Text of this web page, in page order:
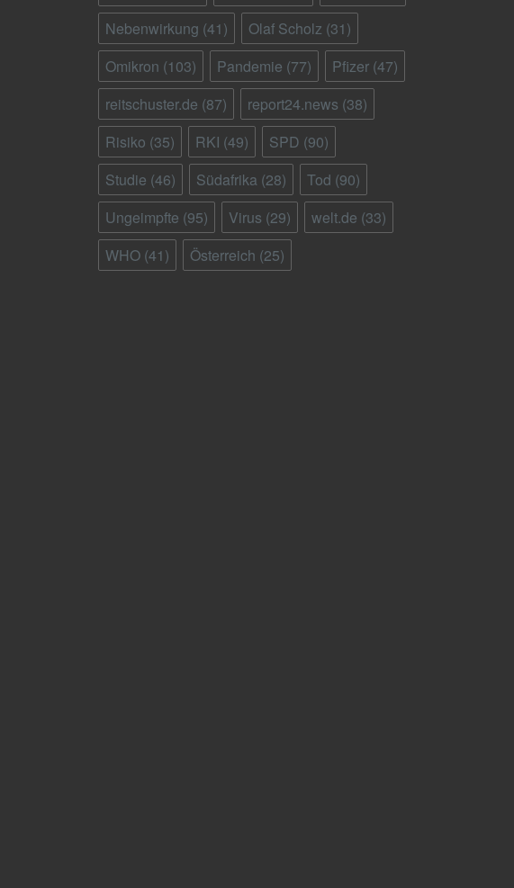
Nebenwirkung (41) Olaf Scholz (31)
Omikron (103) Pandemie (77) Pfizer (47)
reitschuster.de (87) report24.news (38)
Risiko (35) RKI (49) SPD (90)
Studie (46) Südafrika (28) Tod (90)
Ungeimpfte (95) Virus (29) welt.de (33)
WHO (41) Österreich (25)